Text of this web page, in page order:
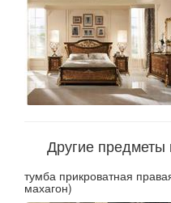
Другие предметы
тумба прикроватная
махагон)